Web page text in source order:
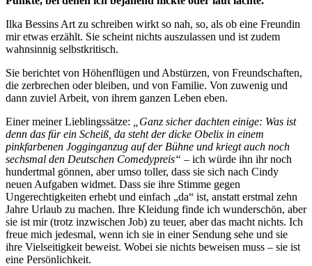
Ilka Bessins Art zu schreiben wirkt so nah, so, als ob eine Freundin
mir etwas erzählt. Sie scheint nichts auszulassen und ist zudem
wahnsinnig selbstkritisch.
Sie berichtet von Höhenflügen und Abstürzen, von Freundschaften,
die zerbrechen oder bleiben, und von Familie. Von zuwenig und
dann zuviel Arbeit, von ihrem ganzen Leben eben.
Einer meiner Lieblingssätze:
„Ganz sicher dachten einige: Was ist
denn das für ein Scheiß, da steht der dicke Obelix in einem
pinkfarbenen Jogginganzug auf der Bühne und kriegt auch noch
sechsmal den Deutschen Comedypreis“ – ich würde ihn ihr noch
hundertmal gönnen, aber umso toller, dass sie sich nach Cindy
neuen Aufgaben widmet. Dass sie ihre Stimme gegen
Ungerechtigkeiten erhebt und einfach „da“ ist, anstatt erstmal zehn
Jahre Urlaub zu machen. Ihre Kleidung finde ich wunderschön, aber
sie ist mir (trotz inzwischen Job) zu teuer, aber das macht nichts. Ich
freue mich jedesmal, wenn ich sie in einer Sendung sehe und sie
ihre Vielseitigkeit beweist. Wobei sie nichts beweisen muss – sie ist
eine Persönlichkeit.